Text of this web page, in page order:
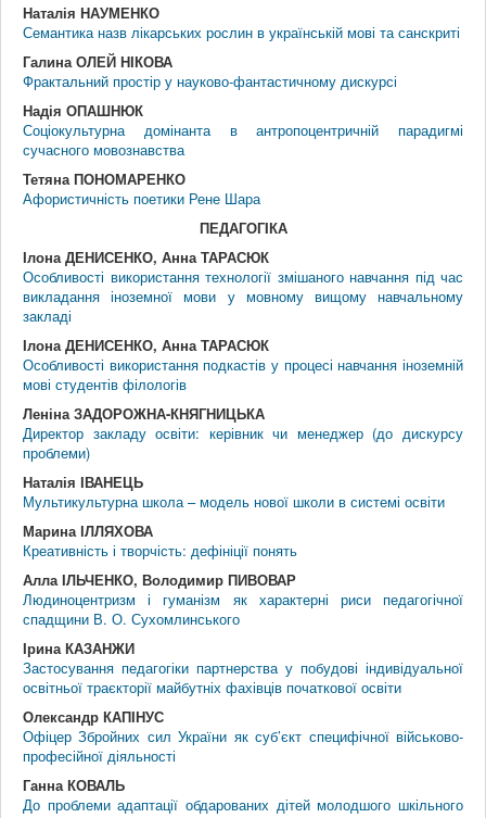
Наталія НАУМЕНКО
Семантика назв лікарських рослин в українській мові та санскриті
Галина ОЛЕЙ НІКОВА
Фрактальний простір у науково-фантастичному дискурсі
Надія ОПАШНЮК
Соціокультурна домінанта в антропоцентричній парадигмі
сучасного мовознавства
Тетяна ПОНОМАРЕНКО
Афористичність поетики Рене Шара
ПЕДАГОГIКА
Ілона ДЕНИСЕНКО, Анна ТАРАСЮК
Особливості використання технології змішаного навчання під час
викладання іноземної мови у мовному вищому навчальному
закладі
Ілона ДЕНИСЕНКО, Анна ТАРАСЮК
Особливості використання подкастів у процесі навчання іноземній
мові студентів філологів
Леніна ЗАДОРОЖНА-КНЯГНИЦЬКА
Директор закладу освіти: керівник чи менеджер (до дискурсу
проблеми)
Наталія ІВАНЕЦЬ
Мультикультурна школа – модель нової школи в системі освіти
Марина ІЛЛЯХОВА
Креативність і творчість: дефініції понять
Алла ІЛЬЧЕНКО, Володимир ПИВОВАР
Людиноцентризм і гуманізм як характерні риси педагогічної
спадщини В. О. Сухомлинського
Ірина КАЗАНЖИ
Застосування педагогіки партнерства у побудові індивідуальної
освітньої траєкторії майбутніх фахівців початкової освіти
Олександр КАПІНУС
Офіцер Збройних сил України як суб’єкт специфічної військово-
професійної діяльності
Ганна КОВАЛЬ
До проблеми адаптації обдарованих дітей молодшого шкільного